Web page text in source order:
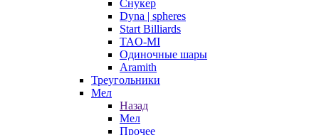
Снукер
Dyna | spheres
Start Billiards
TAO-MI
Одиночные шары
Aramith
Треугольники
Мел
Назад
Мел
Прочее